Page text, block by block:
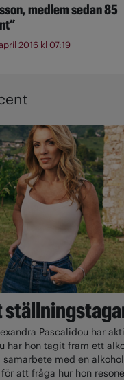
medlem sedan 85
2016 kl 07:19
Pascalidou har
har hon tagit fram ett
samarbete med en
att fråga hur hon